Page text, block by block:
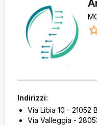
Indirizzi:
Via Libia 10 - 21052
Via Valleggia -